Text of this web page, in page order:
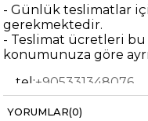
- Günlük teslimatlar
gerekmektedir.
- Teslimat ücretleri
konumunuza göre
tel:+905331348076
- Paker içerisinde 5
YORUMLAR(0)